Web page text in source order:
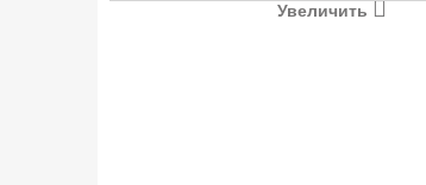
Увеличить